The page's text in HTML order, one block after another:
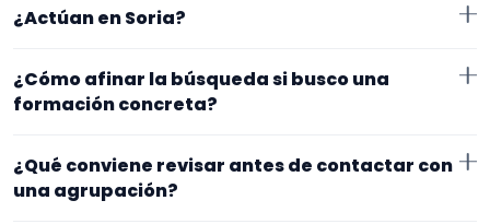
privadas. Conviene comparar repertorio, tamaño de
¿Actúan en Soria?
trabajan en Soria. Algunos son de la zona y otros se
exacto, horarios y posibles gastos.
¿Cómo afinar la búsqueda si busco una
formación concreta?
Empieza por el tipo de evento y la zona. Si ya sabes el
formato que te encaja, usa el filtro de tipo de
agrupación para quedarte con opciones más
¿Qué conviene revisar antes de contactar con
una agrupación?